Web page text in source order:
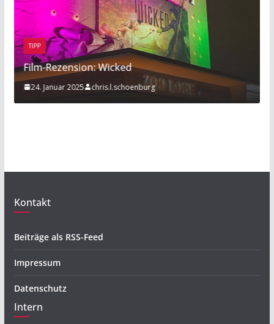
BEITRAG
Sport am Rande:
20. November 2019
Kontakt
Beiträge als RSS-Feed
Impressum
Datenschutz
Intern